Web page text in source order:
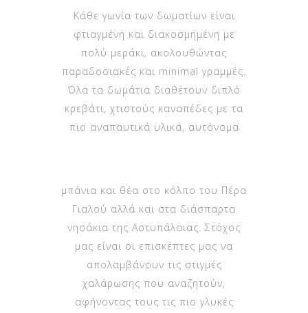
Κάθε γωνία των δωματίων είναι
φτιαγμένη και διακοσμημένη με
πολύ μεράκι, ακολουθώντας
παραδοσιακές και minimal γραμμές.
Όλα τα δωμάτια διαθέτουν διπλό
κρεβάτι, χτιστούς καναπέδες με τα
πιο αναπαυτικά υλικά, αυτόνομα
μπάνια και θέα στο κόλπο του Πέρα
Γιαλού αλλά και στα διάσπαρτα
νησάκια της Αστυπάλαιας. Στόχος
μας είναι οι επισκέπτες μας να
απολαμβάνουν τις στιγμές
χαλάρωσης που αναζητούν,
αφήνοντας τους τις πιο γλυκές